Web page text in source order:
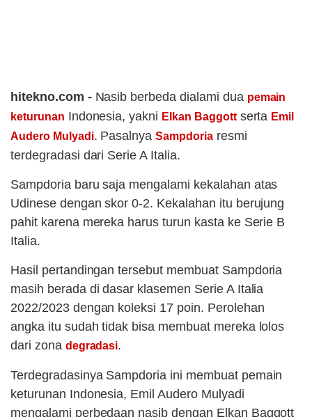
hitekno.com - Nasib berbeda dialami dua pemain
keturunan Indonesia, yakni Elkan Baggottserta Emil
Audero Mulyadi. PasalnyaSampdoriaresmi
terdegradasi dari Serie A Italia.
Sampdoria baru saja mengalami kekalahan atas
Udinese dengan skor 0-2. Kekalahan itu berujung
pahit karena mereka harus turun kasta ke Serie B
Italia.
Hasil pertandingan tersebut membuat Sampdoria
masih berada di dasar klasemen Serie A Italia
2022/2023 dengan koleksi 17 poin. Perolehan
angka itu sudah tidak bisa membuat mereka lolos
dari zona degradasi.
Terdegradasinya Sampdoria ini membuat pemain
keturunan Indonesia, Emil Audero Mulyadi
mengalami perbedaan nasib dengan Elkan Baggott